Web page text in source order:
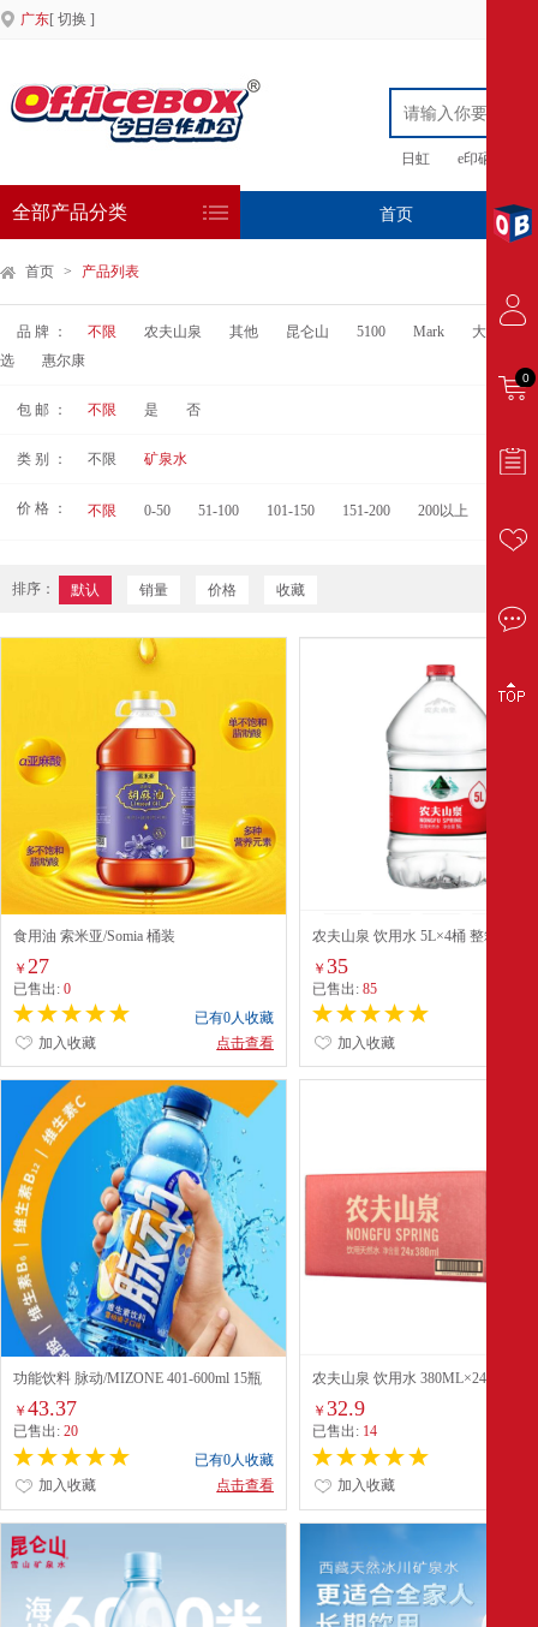
广东[ 切换 ]
日虹 e印硒鼓
全部产品分类 首页 专
首页 > 产品列表
品 牌 ： 不限 农夫山泉 其他 昆仑山 5100 Mark
大秦之水
选
惠尔康
包 邮 ： 不限 是 否
类 别 ： 不限 矿泉水
价 格 ： 不限 0-50 51-100 101-150 151-200 200以上
排序： 默认 销量 价格 收藏
食用油 索米亚/Somia 桶装
￥ 27
已售出: 0
已有0人收藏
点击查看
加入收藏
农夫山泉 饮用水 5L×4桶 整箱装
￥35
已售出:85
加入收藏
功能饮料 脉动/MIZONE 401-600ml 15瓶
￥ 43.37
已售出: 20
已有0人收藏
点击查看
加入收藏
农夫山泉 饮用水 380ML×24瓶 整箱
￥32.9
已售出: 14
加入收藏
0